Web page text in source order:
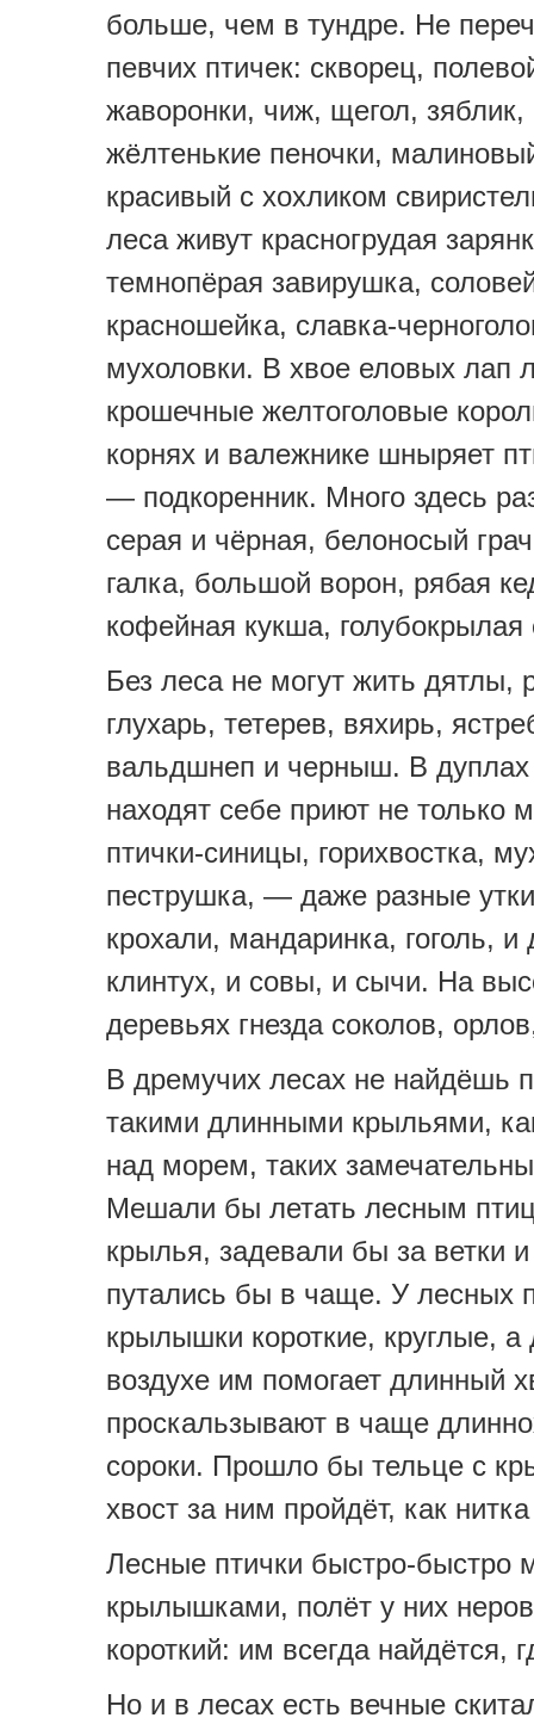
больше, чем в тундре. Не
певчих птичек: скворец,
жаворонки, чиж, щегол, зяблик,
жёлтенькие пеночки,
красивый с хохликом
леса живут красногрудая
темнопёрая завирушка,
красношейка, славка-
мухоловки. В хвое еловых лап
крошечные желтоголовые
корнях и валежнике шныряет
— подкоренник. Много здесь
серая и чёрная, белоносый
галка, большой ворон, рябая
кофейная кукша, голубокрылая
Без леса не могут жить дятлы,
глухарь, тетерев, вяхирь,
вальдшнеп и черныш. В дуплах
находят себе приют не только
птички-синицы, горихвостка,
пеструшка, — даже разные
крохали, мандаринка, гоголь, и
клинтух, и совы, и сычи. На
деревьях гнезда соколов,
В дремучих лесах не найдёшь
такими длинными крыльями,
над морем, таких
Мешали бы летать лесным
крылья, задевали бы за ветки
путались бы в чаще. У лесных
крылышки короткие, круглые, а
воздухе им помогает длинный
проскальзывают в чаще
сороки. Прошло бы тельце с
хвост за ним пройдёт, как
Лесные птички быстро-быстро
крылышками, полёт у них
короткий: им всегда найдётся,
Но и в лесах есть вечные